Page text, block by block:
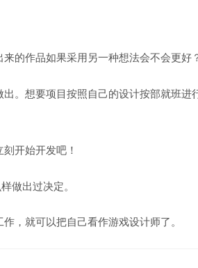
的作品如果采用另一种想法会不会更好
。想要项目按照自己的设计按部就班进
开始开发吧！
做出过决定。
，就可以把自己看作游戏设计师了。